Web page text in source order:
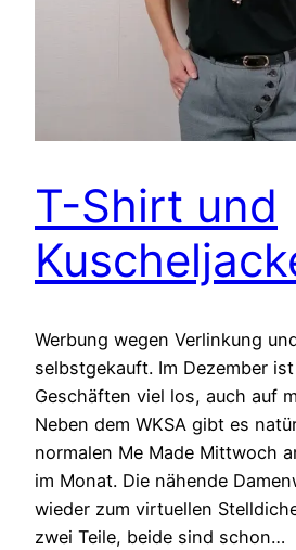
T-Shirt und
Werbung wegen Verlinkung
selbstgekauft. Im Dezember
Geschäften viel los, auch auf
Neben dem WKSA gibt es
normalen Me Made Mittwoch
im Monat. Die nähende
wieder zum virtuellen
zwei Teile, beide sind schon…